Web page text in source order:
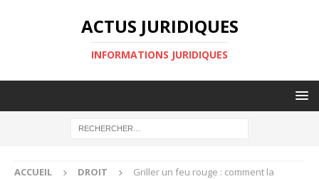
ACTUS JURIDIQUES
INFORMATIONS JURIDIQUES
ACCUEIL DROIT
Griller un feu rouge : comment la